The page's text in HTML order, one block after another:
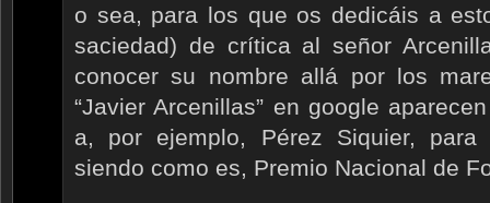
o sea, para los que os dedicáis a
saciedad) de crítica al señor
conocer su nombre allá por los
“Javier Arcenillas” en google
a, por ejemplo, Pérez Siquier,
siendo como es, Premio Nacional de